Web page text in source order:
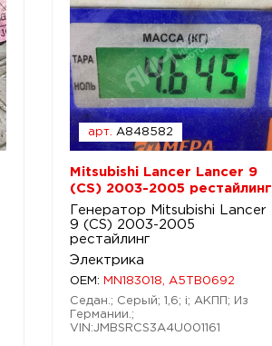
арт. A848582
Mitsubishi Lancer Lancer 9
(CS) 2003-2005 рестайлинг
Генератор Mitsubishi Lancer
9 (CS) 2003-2005
рестайлинг
Электрика
OEM:
MN183018, A5TB0692
Седан.; Серый; 1,6; i; АКПП; Из
Германии.;
VIN:JMBSRCS3A4U001161